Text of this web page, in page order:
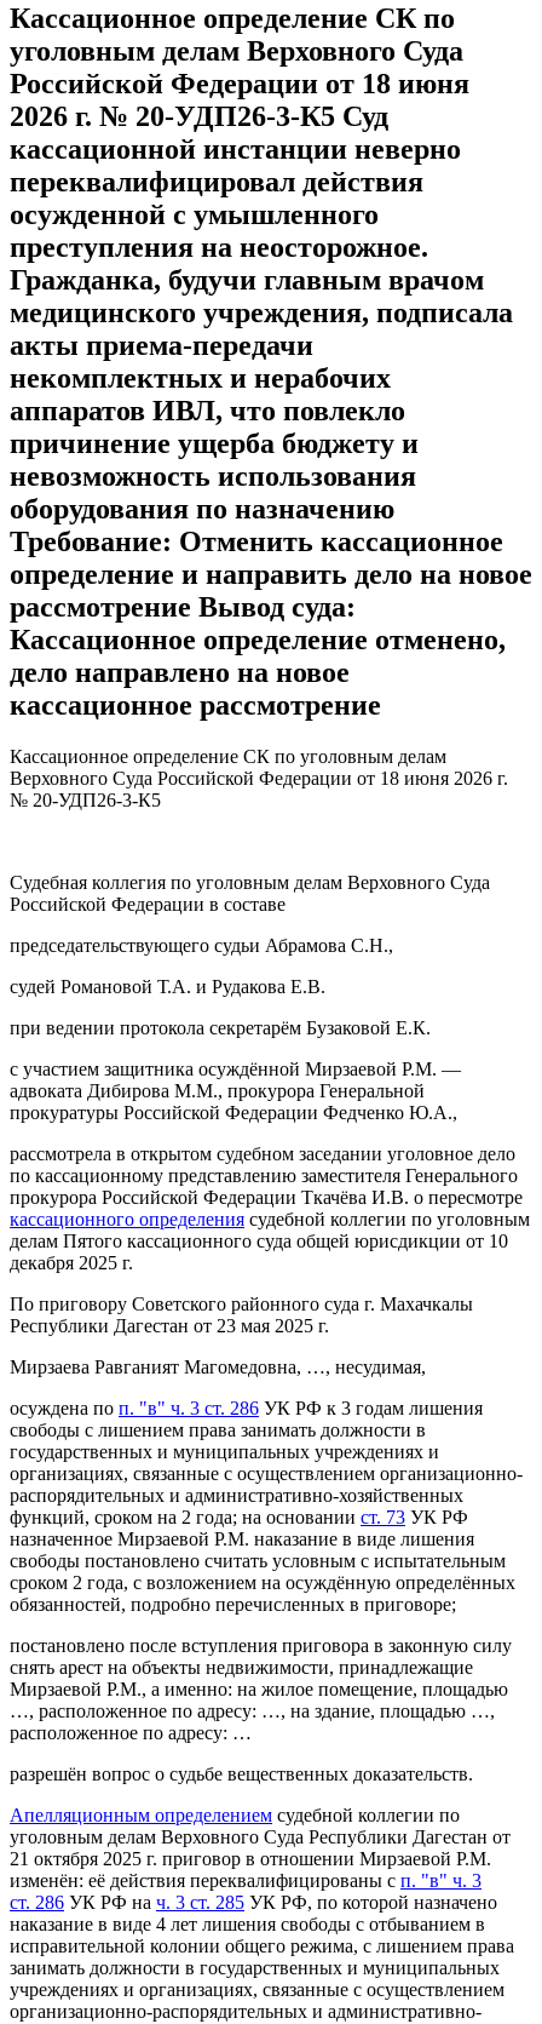
Кассационное определение СК по
уголовным делам Верховного Суда
Российской Федерации от 18 июня
2026 г. № 20-УДП26-3-К5 Суд
кассационной инстанции неверно
переквалифицировал действия
осужденной с умышленного
преступления на неосторожное.
Гражданка, будучи главным врачом
медицинского учреждения, подписала
акты приема-передачи
некомплектных и нерабочих
аппаратов ИВЛ, что повлекло
причинение ущерба бюджету и
невозможность использования
оборудования по назначению
Требование: Отменить кассационное
определение и направить дело на новое
рассмотрение Вывод суда:
Кассационное определение отменено,
дело направлено на новое
кассационное рассмотрение
Кассационное определение СК по уголовным делам
Верховного Суда Российской Федерации от 18 июня 2026 г.
№ 20-УДП26-3-К5
Судебная коллегия по уголовным делам Верховного Суда
Российской Федерации в составе
председательствующего судьи Абрамова С.Н.,
судей Романовой Т.А. и Рудакова Е.В.
при ведении протокола секретарём Бузаковой Е.К.
с участием защитника осуждённой Мирзаевой P.M. —
адвоката Дибирова М.М., прокурора Генеральной
прокуратуры Российской Федерации Федченко Ю.А.,
рассмотрела в открытом судебном заседании уголовное дело
по кассационному представлению заместителя Генерального
прокурора Российской Федерации Ткачёва И.В. о пересмотре
кассационного определения судебной коллегии по уголовным
делам Пятого кассационного суда общей юрисдикции от 10
декабря 2025 г.
По приговору Советского районного суда г. Махачкалы
Республики Дагестан от 23 мая 2025 г.
Мирзаева Равганият Магомедовна, …, несудимая,
осуждена по п. "в" ч. 3 ст. 286 УК РФ к 3 годам лишения
свободы с лишением права занимать должности в
государственных и муниципальных учреждениях и
организациях, связанные с осуществлением организационно-
распорядительных и административно-хозяйственных
функций, сроком на 2 года; на основании ст. 73 УК РФ
назначенное Мирзаевой P.M. наказание в виде лишения
свободы постановлено считать условным с испытательным
сроком 2 года, с возложением на осуждённую определённых
обязанностей, подробно перечисленных в приговоре;
постановлено после вступления приговора в законную силу
снять арест на объекты недвижимости, принадлежащие
Мирзаевой P.M., а именно: на жилое помещение, площадью
…, расположенное по адресу: …, на здание, площадью …,
расположенное по адресу: …
разрешён вопрос о судьбе вещественных доказательств.
Апелляционным определением судебной коллегии по
уголовным делам Верховного Суда Республики Дагестан от
21 октября 2025 г. приговор в отношении Мирзаевой P.M.
изменён: её действия переквалифицированы с п. "в" ч. 3
ст. 286 УК РФ на ч. 3 ст. 285 УК РФ, по которой назначено
наказание в виде 4 лет лишения свободы с отбыванием в
исправительной колонии общего режима, с лишением права
занимать должности в государственных и муниципальных
учреждениях и организациях, связанные с осуществлением
организационно-распорядительных и административно-